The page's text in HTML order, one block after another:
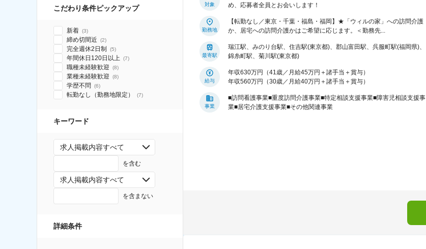
こだわり条件ピックアップ
新着 (3)
締め切間近 (2)
完全週休2日制 (5)
年間休日120日以上 (7)
職種未経験歓迎 (8)
業種未経験歓迎 (8)
学歴不問 (6)
転勤なし（勤務地限定） (7)
キーワード
求人掲載内容すべて
を含む
求人掲載内容すべて
を含まない
詳細条件
対象
め、応募者全員とお会いします！
勤務地
【転勤なし／東京・千葉・福島・福岡】★「ウィルの家」への訪問介護
か、居宅への訪問介護かはご希望に応じます。＜勤務先...
最寄駅
瑞江駅、みのり台駅、住吉駅(東京都)、郡山富田駅、呉服町駅(福岡県)、
錦糸町駅、菊川駅(東京都)
給与
年収630万円（41歳／月給45万円＋諸手当＋賞与）
年収560万円（30歳／月給40万円＋諸手当＋賞与）
事業
■訪問看護事業■重度訪問介護事業■特定相談支援事業■障害児相談支援事
業■居宅介護支援事業■その他関連事業